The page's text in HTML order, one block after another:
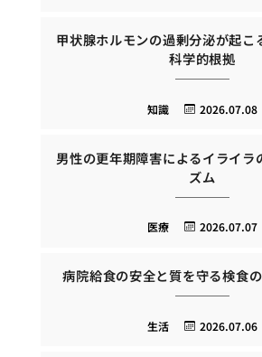
甲状腺ホルモンの過剰分泌が起こ
科学的根拠
2026.07.08
知識
男性の更年期障害によるイライラ
ズム
2026.07.07
医療
病院給食の安全と質を守る検食
2026.07.06
生活